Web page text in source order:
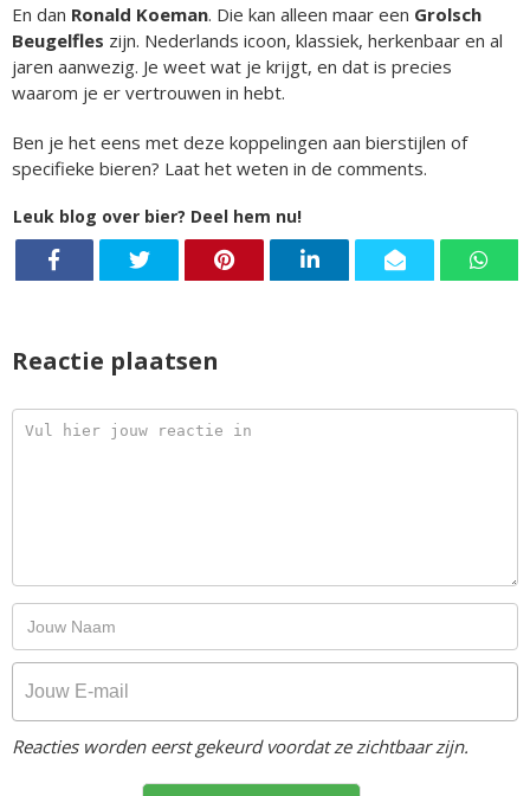
En dan Ronald Koeman. Die kan alleen maar een Grolsch
Beugelfles zijn. Nederlands icoon, klassiek, herkenbaar en al
jaren aanwezig. Je weet wat je krijgt, en dat is precies
waarom je er vertrouwen in hebt.
Ben je het eens met deze koppelingen aan bierstijlen of
specifieke bieren? Laat het weten in de comments.
Leuk blog over bier? Deel hem nu!
Reactie plaatsen
Reacties worden eerst gekeurd voordat ze zichtbaar zijn.